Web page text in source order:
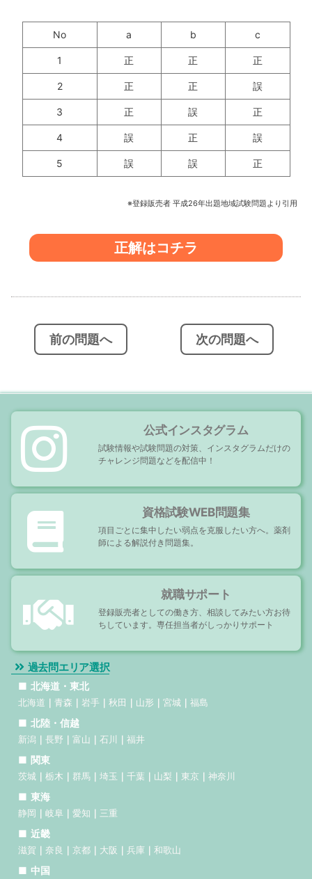
No a b c
1 正 正 正
2 正 正 誤
3 正 誤 正
4 誤 正 誤
5 誤 誤 正
※登録販売者 平成26年出題地域試験問題より引用
正解はコチラ
ン
前の問題へ 次の問題へ
公式インスタグラム
試験情報や試験問題の対策、インスタグラムだけの
チャレンジ問題などを配信中！
資格試験WEB問題集
項目ごとに集中したい弱点を克服したい方へ。薬剤
師による解説付き問題集。
就職サポート
登録販売者としての働き方、相談してみたい方お待
ちしています。専任担当者がしっかりサポート
過去問エリア選択
北海道・東北
北海道 青森 岩手 秋田 山形 宮城 福島
北陸・信越
新潟 長野 富山 石川 福井
関東
茨城 栃木 群馬 埼玉 千葉 山梨 東京 神奈川
東海
静岡 岐阜 愛知 三重
近畿
滋賀 奈良 京都 大阪 兵庫 和歌山
中国